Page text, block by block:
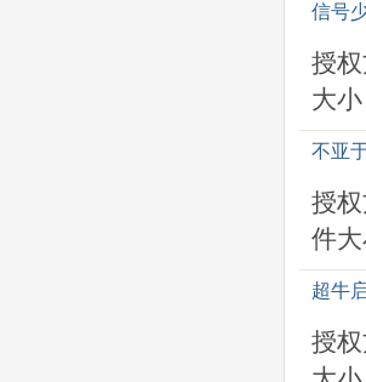
信号
授
大
不亚
授
件
超牛
授